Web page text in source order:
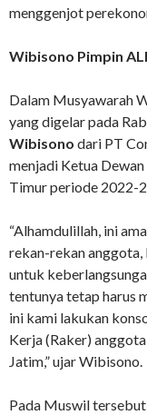
menggenjot
Wibisono Pimpin
Dalam Musyawarah
yang digelar pada
Wibisono dari PT
menjadi Ketua
Timur periode 2022-
“Alhamdulillah, ini
rekan-rekan anggota,
untuk
tentunya tetap harus
ini kami lakukan
Kerja (Raker)
Jatim,” ujar Wibisono.
Pada Muswil